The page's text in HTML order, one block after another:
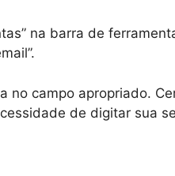
na barra de
no campo apropriado.
de digitar sua